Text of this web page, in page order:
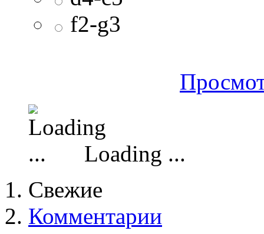
f2-g3
Loading ...
Свежие
Комментарии